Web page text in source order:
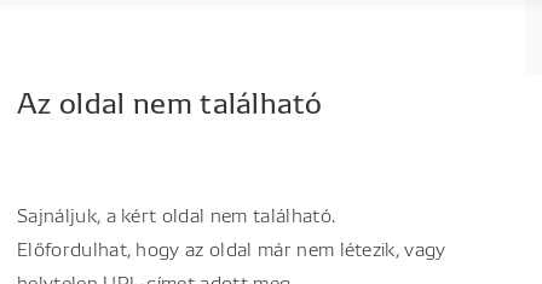
Az oldal nem található
Sajnáljuk, a kért oldal nem található.
Előfordulhat, hogy az oldal már nem létezik, vagy